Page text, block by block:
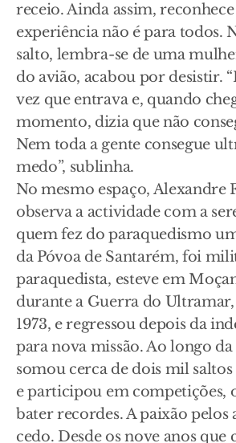
receio. Ainda assim,
experiência não é para todos.
salto, lembra-se de uma
do avião, acabou por desistir.
vez que entrava e, quando
momento, dizia que não
Nem toda a gente consegue
medo”, sublinha.
No mesmo espaço, Alexandre
observa a actividade com a
quem fez do paraquedismo
da Póvoa de Santarém, foi
paraquedista, esteve em
durante a Guerra do Ultramar,
1973, e regressou depois da
para nova missão. Ao longo
somou cerca de dois mil
e participou em competições,
bater recordes. A paixão pelos
cedo. Desde os nove anos que